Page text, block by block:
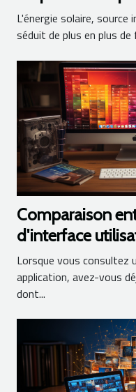
générateur
L'énergie solaire, source
séduit de plus en plus
Comparaison
d'interface
UX
Lorsque vous consultez
application, avez-vous
dont...